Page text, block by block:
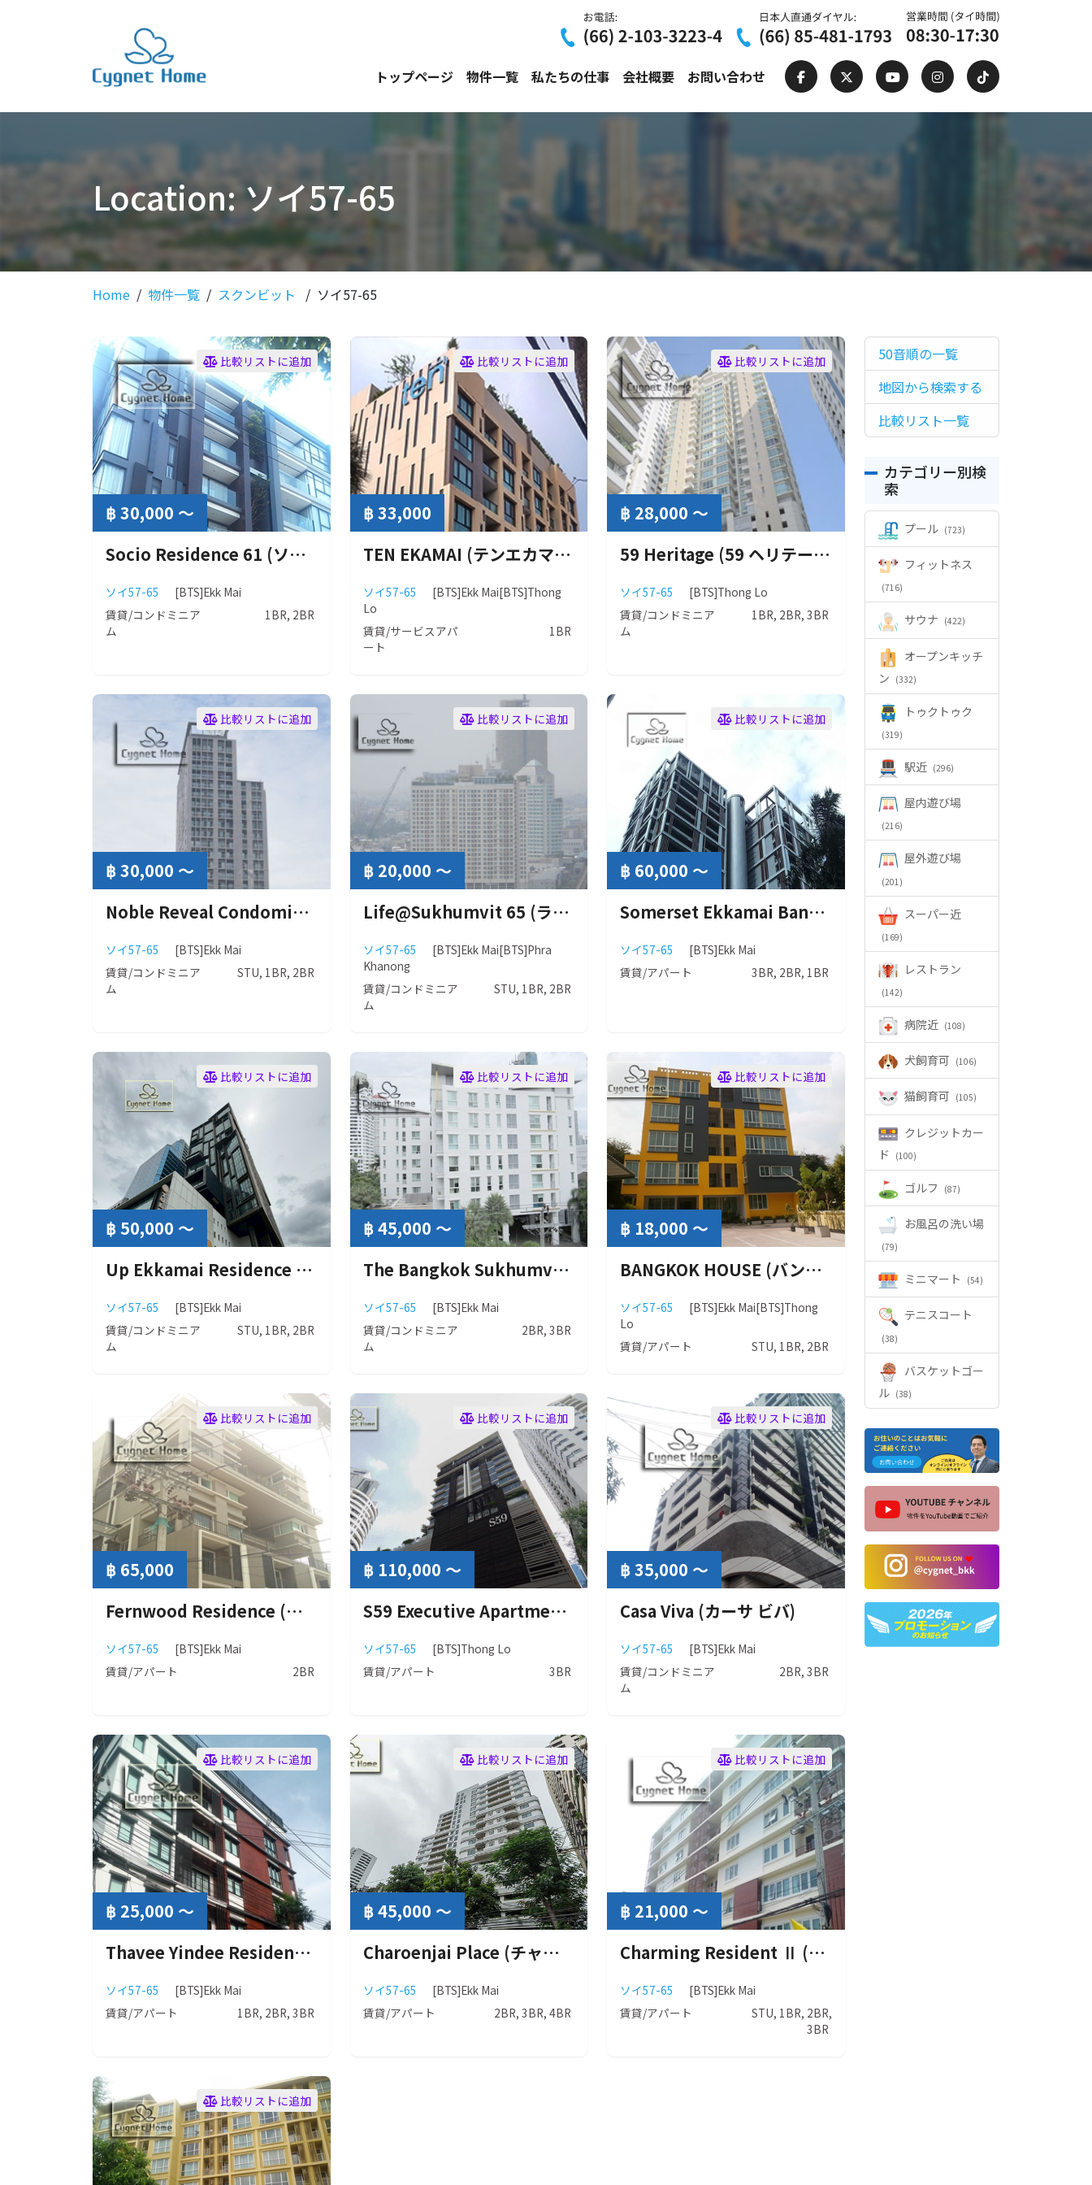
トップページ 物件一覧 私たちの仕事 会社概要 お問い合わせ
Location:ソイ57-65
Home 物件一覧 スクンビット ソイ57-65
比較リストに追加
฿ 30,000 ～
Socio Residence 61 (ソシオ レジデンス61)
ソイ57-65
[BTS]Ekk Mai
賃貸/コンドミニア
ム
1BR, 2BR
比較リストに追加
฿ 33,000
TEN EKAMAI (テンエカマイ)
ソイ57-65 [BTS]Ekk Mai[BTS]Thong
Lo
賃貸/サービスアパ
ート
1BR
比較リストに追加
฿ 28,000 ～
59 Heritage (59 ヘリテージ）
ソイ57-65
[BTS]Thong Lo
賃貸/コンドミニア
ム
1BR, 2BR, 3BR
比較リストに追加
฿ 30,000 ～
Noble Reveal Condominium (ノーブルリヴィール コンドミニアム）
ソイ57-65
[BTS]Ekk Mai
賃貸/コンドミニア
ム
STU, 1BR, 2BR
比較リストに追加
฿ 20,000 ～
Life@Sukhumvit 65 (ライフアットスクンビット65 )
ソイ57-65 [BTS]Ekk Mai[BTS]Phra
Khanong
賃貸/コンドミニア
ム
STU, 1BR, 2BR
比較リストに追加
฿ 60,000 ～
Somerset Ekkamai Bangkok ( サマーセットエカマイ バンコク ) B-C棟アパートメント
ソイ57-65
[BTS]Ekk Mai
賃貸/アパート
3BR, 2BR, 1BR
比較リストに追加
฿ 50,000 ～
Up Ekkamai Residence (アップ エカマイ レジデンス)
ソイ57-65
[BTS]Ekk Mai
賃貸/コンドミニア
ム
STU, 1BR, 2BR
比較リストに追加
฿ 45,000 ～
The Bangkok Sukhumvit 61 (ザ バンコク スクンビット 61）
ソイ57-65
[BTS]Ekk Mai
賃貸/コンドミニア
ム
2BR, 3BR
比較リストに追加
฿ 18,000 ～
BANGKOK HOUSE (バンコク ハウス)
ソイ57-65 [BTS]Ekk Mai[BTS]Thong
Lo
賃貸/アパート
STU, 1BR, 2BR
比較リストに追加
฿ 65,000
Fernwood Residence (ファーンウッド レジデンス)
ソイ57-65
[BTS]Ekk Mai
賃貸/アパート
2BR
比較リストに追加
฿ 110,000 ～
S59 Executive Apartment (S59 エグゼクティブ アパートメント)
ソイ57-65
[BTS]Thong Lo
賃貸/アパート
3BR
比較リストに追加
฿ 35,000 ～
Casa Viva (カーサ ビバ)
ソイ57-65
[BTS]Ekk Mai
賃貸/コンドミニア
ム
2BR, 3BR
比較リストに追加
฿ 25,000 ～
Thavee Yindee Residence (タビー インディー レジデンス)
ソイ57-65
[BTS]Ekk Mai
賃貸/アパート
1BR, 2BR, 3BR
比較リストに追加
฿ 45,000 ～
Charoenjai Place (チャルーンジャイ プレイス）
ソイ57-65
[BTS]Ekk Mai
賃貸/アパート
2BR, 3BR, 4BR
比較リストに追加
฿ 21,000 ～
Charming Resident Ⅱ (チャーミングレジデントⅡ)
ソイ57-65
[BTS]Ekk Mai
賃貸/アパート
STU, 1BR, 2BR,
3BR
比較リストに追加
50音順の一覧
地図から検索する
比較リスト一覧
カテゴリー別検
索
プール (723)
フィットネス
(716)
サウナ (422)
オープンキッチ
ン (332)
トゥクトゥク
(319)
駅近 (296)
屋内遊び場
(216)
屋外遊び場
(201)
スーパー近
(169)
レストラン
(142)
病院近 (108)
犬飼育可 (106)
猫飼育可 (105)
クレジットカー
ド
(100)
ゴルフ (87)
お風呂の洗い場
(79)
ミニマート (54)
テニスコート
(38)
バスケットゴー
ル (38)